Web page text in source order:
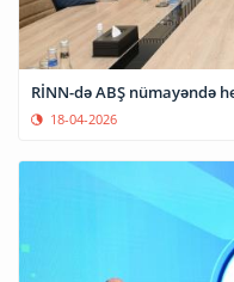
RİNN-də ABŞ nümayəndə
18-04-2026